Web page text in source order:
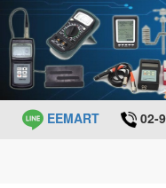
EEMART 02-